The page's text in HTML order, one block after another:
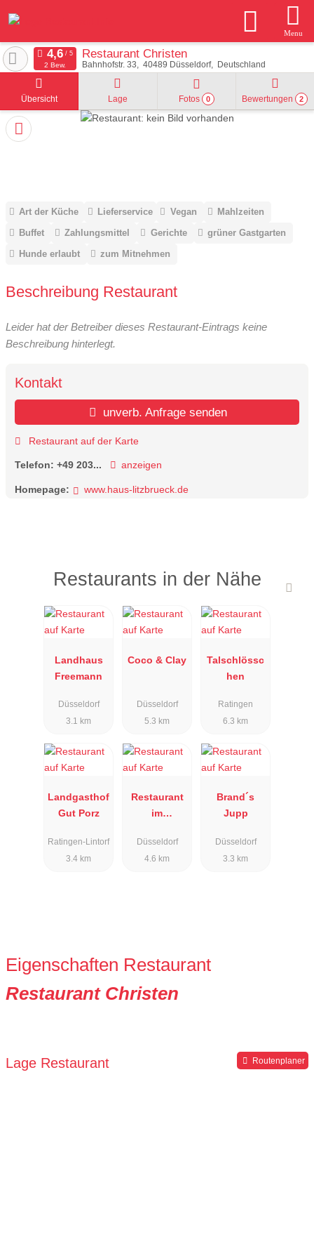
Menu
Restaurant Christen
Bahnhofstr. 33 40489 Düsseldorf Deutschland
2 Bew.
Übersicht Lage Fotos 0 Bewertungen 2
Art der Küche Lieferservice Vegan
Mahlzeiten
Buffet
Zahlungsmittel Gerichte
grüner Gastgarten
Hunde erlaubt
zum Mitnehmen
Beschreibung Restaurant
Leider hat der Betreiber dieses Restaurant-Eintrags keine
Beschreibung hinterlegt.
Kontakt
unverb. Anfrage senden
Restaurant auf der Karte
Telefon: +49 203... anzeigen
Homepage: www.haus-litzbrueck.de
Restaurants in der Nähe
Landhaus
Freemann
Düsseldorf
3.1 km
Coco & Clay
Düsseldorf
5.3 km
Talschlössc
hen
Ratingen
6.3 km
Landgasthof
Gut Porz
Ratingen-Lintorf
3.4 km
Restaurant
im
Düsseldorf
4.6 km
Brand´s
Jupp
Düsseldorf
3.3 km
Eigenschaften Restaurant
Restaurant Christen
Lage Restaurant Routenplaner